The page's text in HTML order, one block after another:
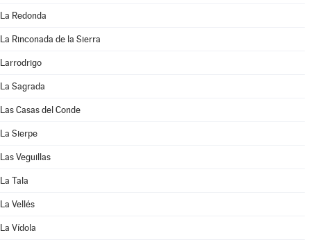
La Redonda
La Rinconada de la Sierra
Larrodrigo
La Sagrada
Las Casas del Conde
La Sierpe
Las Veguillas
La Tala
La Vellés
La Vídola